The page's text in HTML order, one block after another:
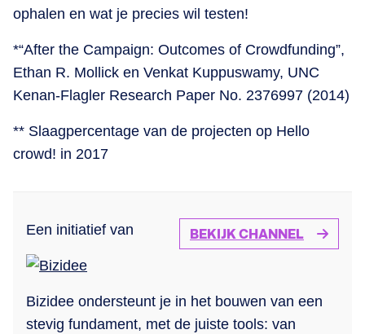
ophalen en wat je precies wil testen!
*“After the Campaign: Outcomes of Crowdfunding”,
Ethan R. Mollick en Venkat Kuppuswamy, UNC
Kenan-Flagler Research Paper No. 2376997 (2014)
** Slaagpercentage van de projecten op Hello
crowd! in 2017
BEKIJK CHANNEL
Een initiatief van
Bizidee ondersteunt je in het bouwen van een
stevig fundament, met de juiste tools: van